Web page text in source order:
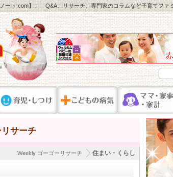
ート.com】。 Q&A、リサーチ、専門家のコラムなど子育てファ
サーチ
住まい・くらし
Weekly ゴーゴーリサーチ